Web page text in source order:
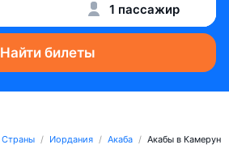
1 пассажир
Найти билеты
Страны Иордания Акаба Акабы в Камерун